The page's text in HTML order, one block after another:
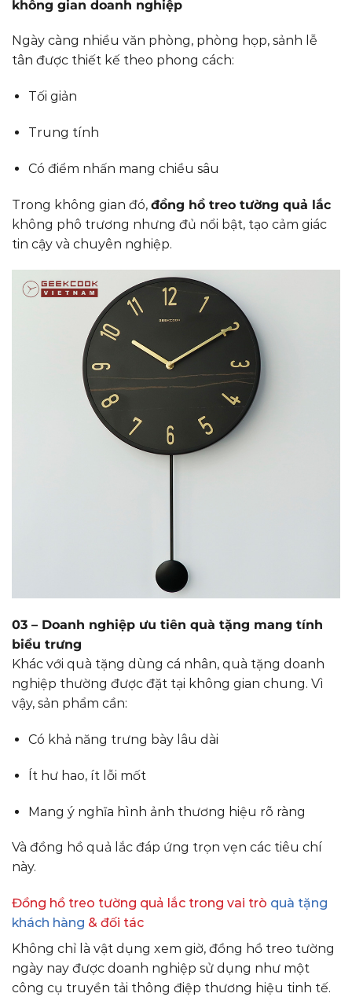
không gian doanh nghiệp
Ngày càng nhiều văn phòng, phòng họp, sảnh lễ
tân được thiết kế theo phong cách:
Tối giản
Trung tính
Có điểm nhấn mang chiều sâu
Trong không gian đó, đồng hồ treo tường quả lắc
không phô trương nhưng đủ nổi bật, tạo cảm giác
tin cậy và chuyên nghiệp.
03 – Doanh nghiệp ưu tiên quà tặng mang tính
biểu trưng
Khác với quà tặng dùng cá nhân, quà tặng doanh
nghiệp thường được đặt tại không gian chung. Vì
vậy, sản phẩm cần:
Có khả năng trưng bày lâu dài
Ít hư hao, ít lỗi mốt
Mang ý nghĩa hình ảnh thương hiệu rõ ràng
Và đồng hồ quả lắc đáp ứng trọn vẹn các tiêu chí
này.
Đồng hồ treo tường quả lắc trong vai trò quà tặng
khách hàng & đối tác
Không chỉ là vật dụng xem giờ, đồng hồ treo tường
ngày nay được doanh nghiệp sử dụng như một
công cụ truyền tải thông điệp thương hiệu tinh tế.